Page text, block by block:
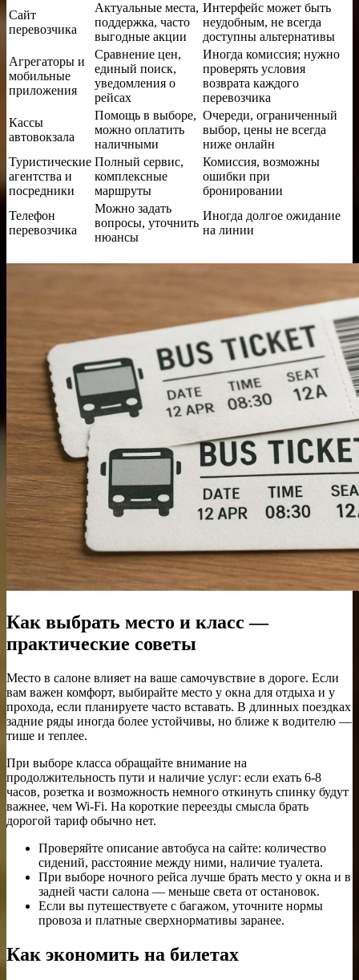
Сайт
перевозчика
Актуальные места,
поддержка, часто
выгодные акции
Интерфейс может быть
неудобным, не всегда
доступны альтернативы
Агрегаторы и
мобильные
приложения
Сравнение цен,
единый поиск,
уведомления о
рейсах
Иногда комиссия; нужно
проверять условия
возврата каждого
перевозчика
Кассы
автовокзала
Помощь в выборе,
можно оплатить
наличными
Очереди, ограниченный
выбор, цены не всегда
ниже онлайн
Туристические
агентства и
посредники
Полный сервис,
комплексные
маршруты
Комиссия, возможны
ошибки при
бронировании
Телефон
перевозчика
Можно задать
вопросы, уточнить
нюансы
Иногда долгое ожидание
на линии
Как выбрать место и класс —
практические советы
Место в салоне влияет на ваше самочувствие в дороге. Если
вам важен комфорт, выбирайте место у окна для отдыха и у
прохода, если планируете часто вставать. В длинных поездках
задние ряды иногда более устойчивы, но ближе к водителю —
тише и теплее.
При выборе класса обращайте внимание на
продолжительность пути и наличие услуг: если ехать 6-8
часов, розетка и возможность немного откинуть спинку будут
важнее, чем Wi-Fi. На короткие переезды смысла брать
дорогой тариф обычно нет.
Проверяйте описание автобуса на сайте: количество
сидений, расстояние между ними, наличие туалета.
При выборе ночного рейса лучше брать место у окна и в
задней части салона — меньше света от остановок.
Если вы путешествуете с багажом, уточните нормы
провоза и платные сверхнормативы заранее.
Как экономить на билетах